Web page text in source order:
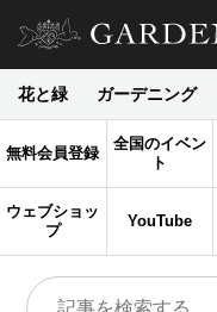
花と緑 ガーデニング
無料会員登録
全国のイベン
ト
ウェブショッ
プ
YouTube